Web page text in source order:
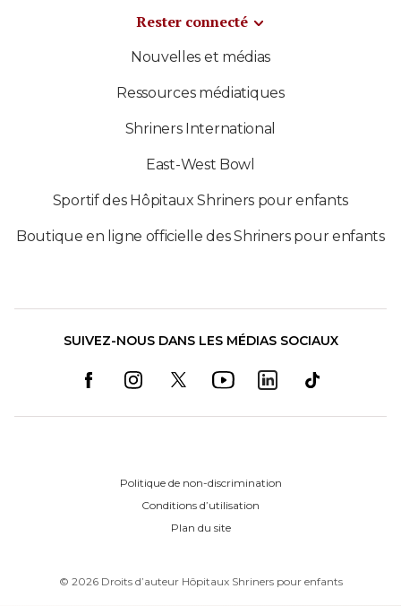
Rester connecté
Nouvelles et médias
Ressources médiatiques
Shriners International
East-West Bowl
Sportif des Hôpitaux Shriners pour enfants
Boutique en ligne officielle des Shriners pour enfants
SUIVEZ-NOUS DANS LES MÉDIAS SOCIAUX
Politique de non-discrimination
Conditions d’utilisation
Plan du site
© 2026 Droits d’auteur Hôpitaux Shriners pour enfants